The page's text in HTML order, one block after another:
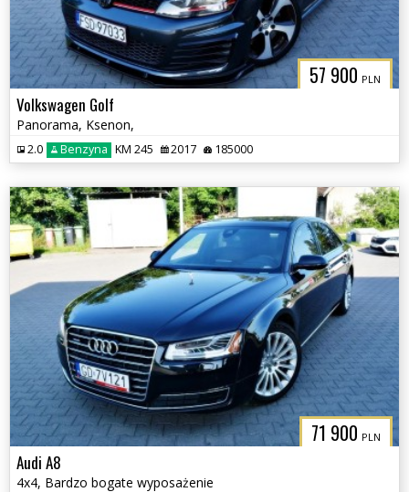
57 900 PLN
Volkswagen Golf
Panorama, Ksenon,
2.0 Benzyna KM 245 2017 185000
71 900 PLN
Audi A8
4x4, Bardzo bogate wyposażenie